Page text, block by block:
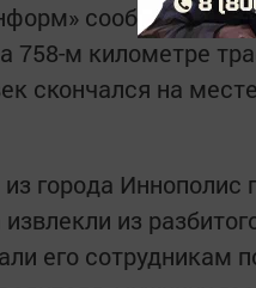
сообщало, что
758-м километре
скончался на
города Иннополис
из
его сотрудникам